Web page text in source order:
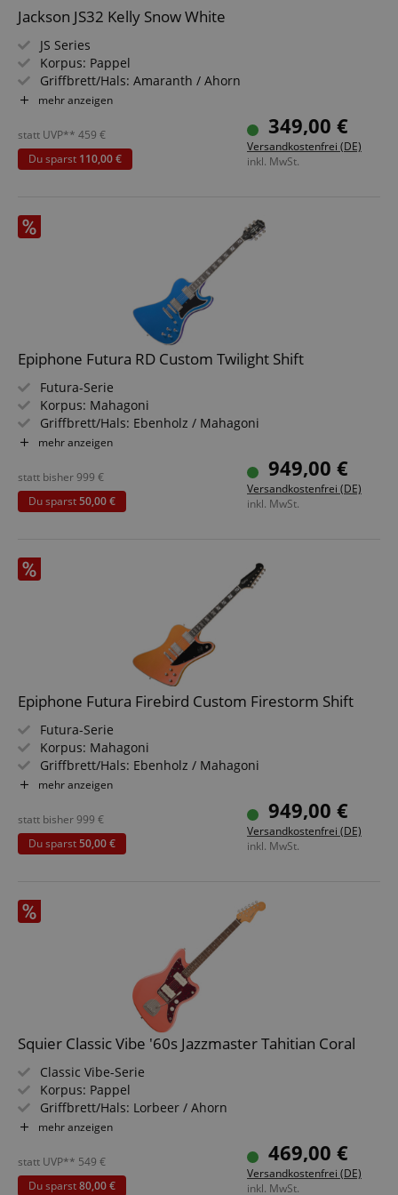
Jackson JS32 Kelly Snow White
JS Series
Korpus: Pappel
Griffbrett/Hals: Amaranth / Ahorn
Tonabnehmer: 2 x Jackson High-Output Humbucking
mehr anzeigen
349,00 €
Versandkostenfrei (DE)
inkl. MwSt.
statt UVP** 459 €
Du sparst 110,00 €
Epiphone Futura RD Custom Twilight Shift
Futura-Serie
Korpus: Mahagoni
Griffbrett/Hals: Ebenholz / Mahagoni
Tonabnehmer: 2x Epiphone Probucker Ignite Humbucker
Farbe & Finish: Twilight Shift, Gloss
Inklusive Gigbag
mehr anzeigen
949,00 €
Versandkostenfrei (DE)
inkl. MwSt.
statt bisher999 €
Du sparst50,00 €
Epiphone Futura Firebird Custom Firestorm Shift
Futura-Serie
Korpus: Mahagoni
Griffbrett/Hals: Ebenholz / Mahagoni
Tonabnehmer: 2x Epiphone Probucker Ignite Humbucker
Farbe & Finish: Firestorm Shift, Gloss
Inklusive Gigbag
mehr anzeigen
949,00 €
Versandkostenfrei (DE)
inkl. MwSt.
statt bisher999 €
Du sparst50,00 €
Squier Classic Vibe '60s Jazzmaster Tahitian Coral
Classic Vibe-Serie
Korpus: Pappel
Griffbrett/Hals: Lorbeer / Ahorn
Tonabnehmer: 2x Fender Designed Alnico Single-Coil
mehr anzeigen
469,00 €
Versandkostenfrei (DE)
inkl. MwSt.
statt UVP** 549 €
Du sparst80,00 €